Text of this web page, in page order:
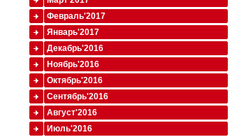
Февраль'2017
Январь'2017
Декабрь'2016
Ноябрь'2016
Октябрь'2016
Сентябрь'2016
Август'2016
Июль'2016